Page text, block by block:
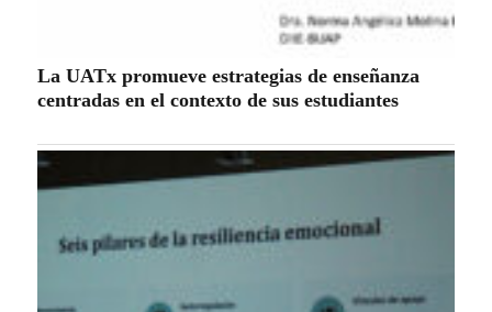
La UATx promueve estrategias de enseñanza
centradas en el contexto de sus estudiantes